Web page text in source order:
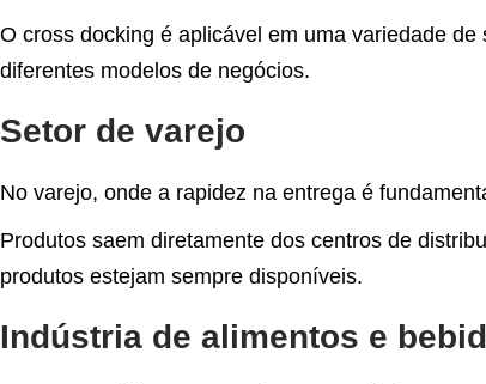
O cross docking é aplicável em uma variedade
diferentes modelos de negócios.
Setor de varejo
No varejo, onde a rapidez na entrega é
Produtos saem diretamente dos centros de
produtos estejam sempre disponíveis.
Indústria de alimentos e